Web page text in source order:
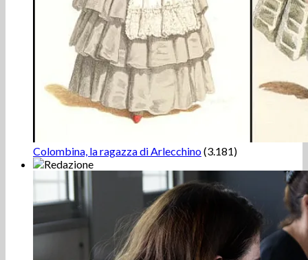
Colombina, la ragazza di Arlecchino(3.181)